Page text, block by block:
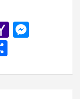
Y
o
n
m